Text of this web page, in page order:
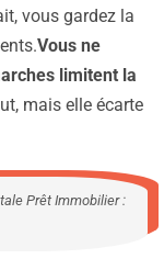
vous gardez la
Vous ne
limitent la
mais elle écarte
Prêt Immobilier :